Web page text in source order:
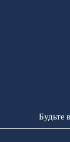
Будьте